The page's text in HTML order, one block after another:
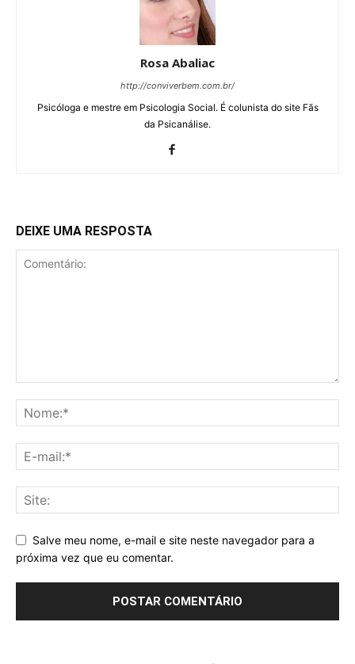
Rosa Abaliac
http://conviverbem.com.br/
Psicóloga e mestre em Psicologia Social. É colunista do site Fãs
da Psicanálise.
DEIXE UMA RESPOSTA
Salve meu nome, e-mail e site neste navegador para a
próxima vez que eu comentar.